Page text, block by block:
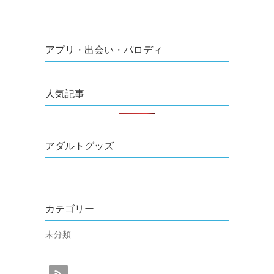
アプリ・出会い・パロディ
人気記事
アダルトグッズ
カテゴリー
未分類